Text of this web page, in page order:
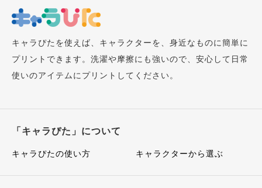
キャラぴたを使えば、キャラクターを、身近なものに簡単に
プリントできます。洗濯や摩擦にも強いので、安心して日常
使いのアイテムにプリントしてください。
「キャラぴた」について
キャラぴたの使い方 キャラクターから選ぶ